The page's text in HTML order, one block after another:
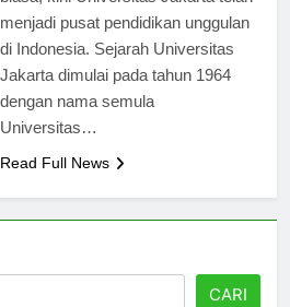
biasa, kini Universitas Jakarta telah
menjadi pusat pendidikan unggulan
di Indonesia. Sejarah Universitas
Jakarta dimulai pada tahun 1964
dengan nama semula